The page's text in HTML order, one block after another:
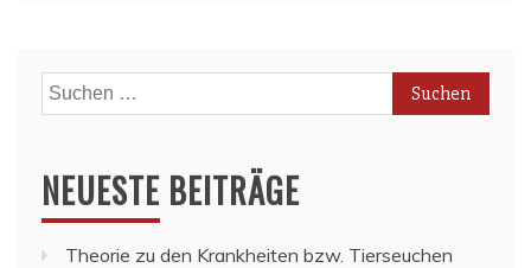
Suchen
nach:
NEUESTE BEITRÄGE
Theorie zu den Krankheiten bzw. Tierseuchen